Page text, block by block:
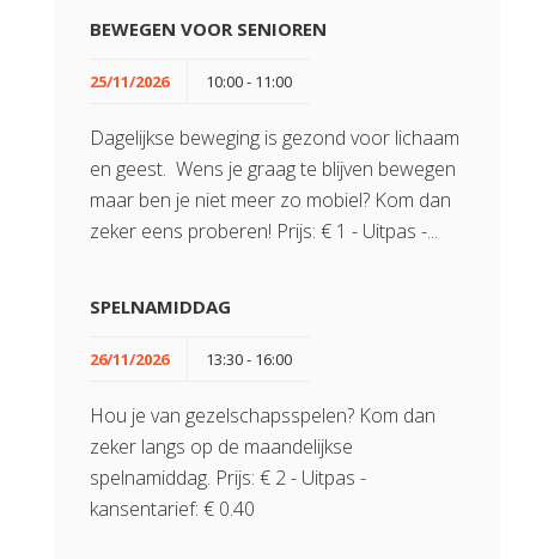
BEWEGEN VOOR SENIOREN
25/11/2026 10:00 - 11:00
Dagelijkse beweging is gezond voor lichaam
en geest. Wens je graag te blijven bewegen
maar ben je niet meer zo mobiel? Kom dan
zeker eens proberen! Prijs: € 1 - Uitpas -...
SPELNAMIDDAG
26/11/2026 13:30 - 16:00
Hou je van gezelschapsspelen? Kom dan
zeker langs op de maandelijkse
spelnamiddag. Prijs: € 2 - Uitpas -
kansentarief: € 0.40